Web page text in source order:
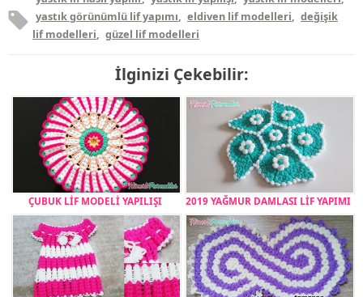
yastık görünümlü lif yapımı, eldiven lif modelleri, değişik
lif modelleri, güzel lif modelleri
İlginizi Çekebilir:
ÇUBUK LİF MODELİ YAPILIŞI 2019 YAĞMUR DAMLASI LİF YAPIMI